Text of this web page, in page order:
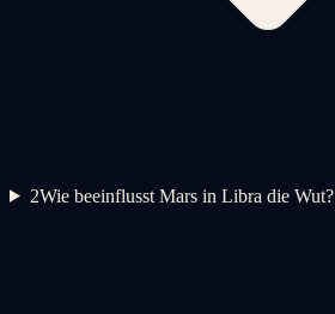
2Wie beeinflusst Mars in Libra die Wut?